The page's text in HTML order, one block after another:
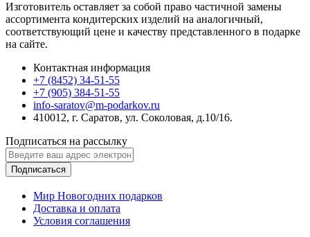
Изготовитель оставляет за собой право частичной замены
ассортимента кондитерских изделий на аналогичный,
соответствующий цене и качеству представленного в подарке
на сайте.
Контактная информация
+7 (8452) 34-51-55
+7 (905) 384-51-55
info-saratov@m-podarkov.ru
410012, г. Саратов, ул. Соколовая, д.10/16.
Подписаться на рассылку
Подписаться
Мир Новогодних подарков
Доставка и оплата
Условия соглашения